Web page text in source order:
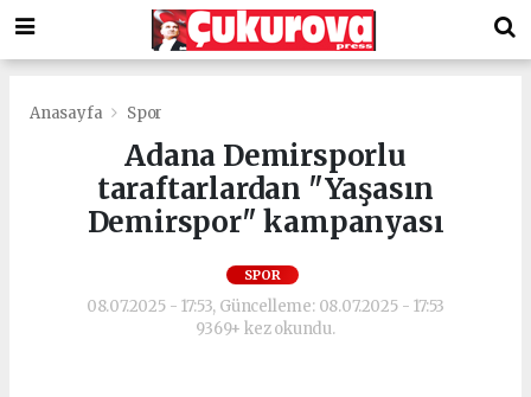
Anasayfa Spor
Adana Demirsporlu
taraftarlardan "Yaşasın
Demirspor" kampanyası
SPOR
08.07.2025 - 17:53, Güncelleme: 08.07.2025 - 17:53
9369+ kez okundu.